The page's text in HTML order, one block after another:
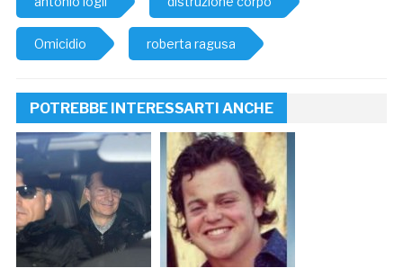
Omicidio roberta ragusa
POTREBBE INTERESSARTI ANCHE